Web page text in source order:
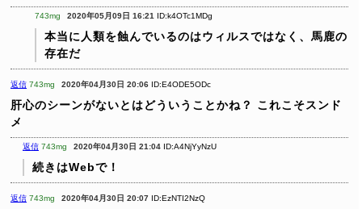
743mg 2020年05月09日 16:21 ID:k4OTc1MDg
本当に人類を蝕んでいるのはウィルスではなく、馬鹿の
存在だ
返信 743mg 2020年04月30日 20:06 ID:E4ODE5ODc
肝心のシーンがないとはどういうことかね？
これこそスンド
メ
返信 743mg 2020年04月30日 21:04 ID:A4NjYyNzU
続きはWebで！
返信 743mg 2020年04月30日 20:07 ID:EzNTI2NzQ